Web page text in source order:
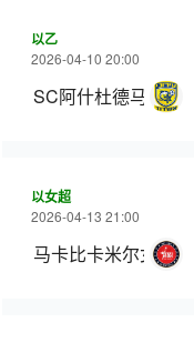
以乙
2026-04-10 20:00
SC阿什杜德马卡比
以女超
2026-04-13 21:00
马卡比卡米尔女篮